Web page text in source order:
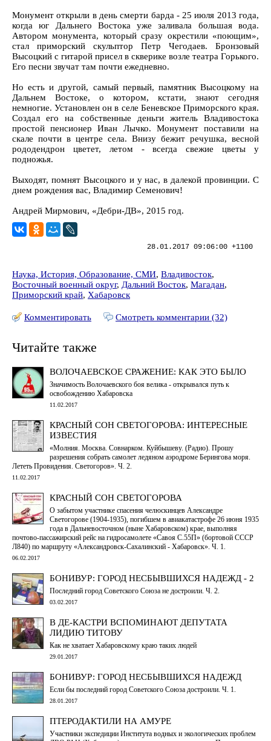
Монумент открыли в день смерти барда - 25 июля 2013 года,
когда юг Дальнего Востока уже заливала большая вода.
Автором монумента, который сразу окрестили «поющим»,
стал приморский скульптор Петр Чегодаев. Бронзовый
Высоцкий с гитарой присел в скверике возле театра Горького.
Его песни звучат там почти ежедневно.
Но есть и другой, самый первый, памятник Высоцкому на
Дальнем Востоке, о котором, кстати, знают сегодня
немногие. Установлен он в селе Беневское Приморского края.
Создал его на собственные деньги житель Владивостока
простой пенсионер Иван Лычко. Монумент поставили на
скале почти в центре села. Внизу бежит речушка, весной
рододендрон цветет, летом - всегда свежие цветы у
подножья.
Выходят, помнят Высоцкого и у нас, в далекой провинции. С
днем рождения вас, Владимир Семенович!
Андрей Мирмович, «Дебри-ДВ», 2015 год.
28.01.2017 09:06:00 +1100
Наука, История, Образование, СМИ, Владивосток,
Восточный военный округ, Дальний Восток, Магадан,
Приморский край, Хабаровск
Комментировать Смотреть комментарии (32)
Читайте также
ВОЛОЧАЕВСКОЕ СРАЖЕНИЕ: КАК ЭТО БЫЛО
Значимость Волочаевского боя велика - открывался путь к
освобождению Хабаровска
11.02.2017
КРАСНЫЙ СОН СВЕТОГОРОВА: ИНТЕРЕСНЫЕ
ИЗВЕСТИЯ
«Молния. Москва. Совнарком. Куйбышеву. (Радио). Прошу
разрешения собрать самолет ледяном аэродроме Берингова моря.
Лететь Провидения. Светогоров». Ч. 2.
11.02.2017
КРАСНЫЙ СОН СВЕТОГОРОВА
О забытом участнике спасения челюскинцев Александре
Светогорове (1904-1935), погибшем в авиакатастрофе 26 июня 1935
года в Дальневосточном (ныне Хабаровском) крае, выполняя
почтово-пассажирский рейс на гидросамолете «Савоя С.55П» (бортовой СССР
Л840) по маршруту «Александровск-Сахалинский - Хабаровск». Ч. 1.
06.02.2017
БОНИВУР: ГОРОД НЕСБЫВШИХСЯ НАДЕЖД - 2
Последний город Советского Союза не достроили. Ч. 2.
03.02.2017
В ДЕ-КАСТРИ ВСПОМИНАЮТ ДЕПУТАТА
ЛИДИЮ ТИТОВУ
Как не хватает Хабаровскому краю таких людей
29.01.2017
БОНИВУР: ГОРОД НЕСБЫВШИХСЯ НАДЕЖД
Если бы последний город Советского Союза достроили. Ч. 1.
28.01.2017
ПТЕРОДАКТИЛИ НА АМУРЕ
Участники экспедиции Института водных и экологических проблем